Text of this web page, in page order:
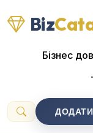
Biz
Бізнес
ДОДАТИ